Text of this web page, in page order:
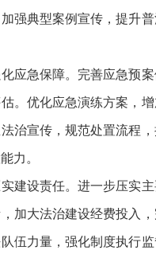
强典型案例宣传，提升
急保障。完善应急预案
。优化应急演练方案，
治宣传，规范处置流程
力。
设责任。进一步压实主
加大法治建设经费投入
伍力量，强化制度执行